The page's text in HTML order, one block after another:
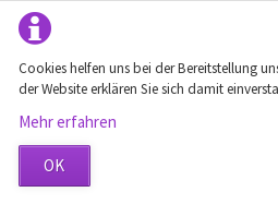
Cookies helfen uns bei der Bereitstellung
der Website erklären Sie sich damit
Mehr erfahren
OK